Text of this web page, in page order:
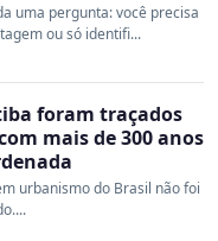
uma pergunta: você precisa
ou só identifi...
foram traçados
mais de 300 anos
urbanismo do Brasil não foi